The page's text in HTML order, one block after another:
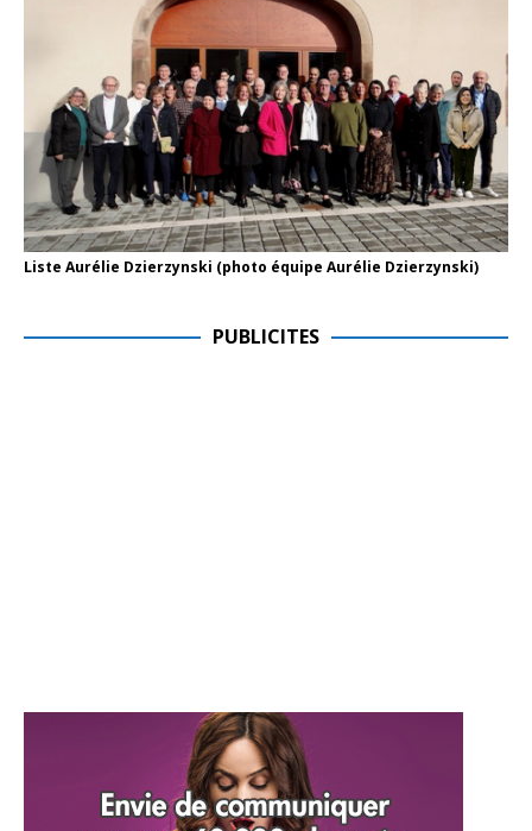
Liste Aurélie Dzierzynski (photo équipe Aurélie Dzierzynski)
PUBLICITES